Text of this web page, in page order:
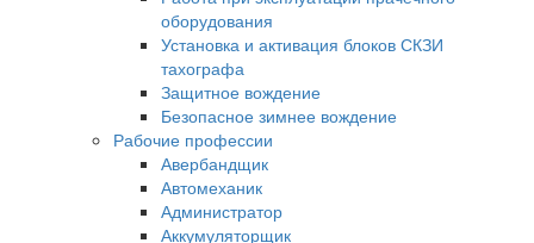
оборудования
Установка и активация блоков СКЗИ
тахографа
Защитное вождение
Безопасное зимнее вождение
Рабочие профессии
Авербандщик
Автомеханик
Администратор
Аккумуляторщик